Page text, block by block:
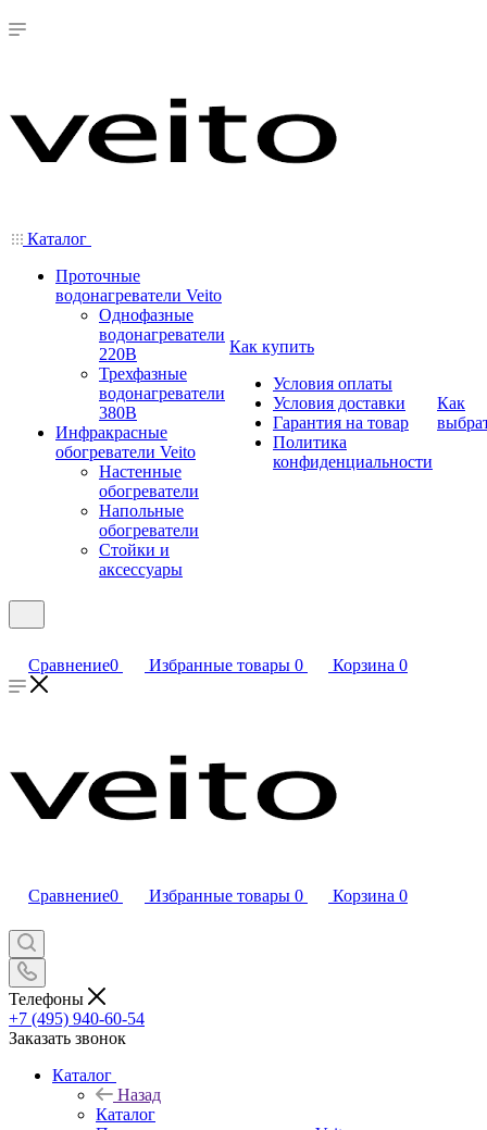
Каталог
Проточные
водонагреватели Veito
Однофазные
водонагреватели
220В
Трехфазные
водонагреватели
380В
Инфракрасные
обогреватели Veito
Настенные
обогреватели
Напольные
обогреватели
Стойки и
аксессуары
Как купить
Условия оплаты
Условия доставки
Гарантия на товар
Политика
конфиденциальности
Как
Сравнение0 Избранные товары 0 Корзина 0
Сравнение0 Избранные товары 0 Корзина 0
Телефоны
+7 (495) 940-60-54
Заказать звонок
Каталог
Назад
Каталог